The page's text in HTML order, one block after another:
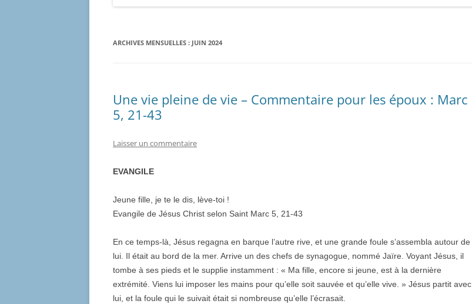
ARCHIVES MENSUELLES : JUIN 2024
Une vie pleine de vie – Commentaire pour les époux : Marc
5, 21-43
Laisser un commentaire
EVANGILE
Jeune fille, je te le dis, lève-toi !
Evangile de Jésus Christ selon Saint Marc 5, 21-43
En ce temps-là, Jésus regagna en barque l’autre rive, et une grande foule s’assembla autour de
lui. Il était au bord de la mer. Arrive un des chefs de synagogue, nommé Jaïre. Voyant Jésus, il
tombe à ses pieds et le supplie instamment : « Ma fille, encore si jeune, est à la dernière
extrémité. Viens lui imposer les mains pour qu’elle soit sauvée et qu’elle vive. » Jésus partit avec
lui, et la foule qui le suivait était si nombreuse qu’elle l’écrasait.